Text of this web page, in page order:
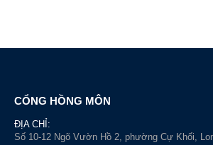
CỔNG HỒNG MÔN
ĐỊA CHỈ:
Số 10-12 Ngõ Vườn Hồ 2, phường Cự Khối,